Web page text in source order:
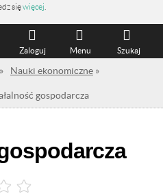
sięwięcej
Szukaj
Menu
Zaloguj
» Nauki ekonomiczne »
gospodarcza